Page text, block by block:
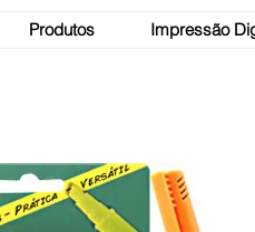
Produtos Impressão